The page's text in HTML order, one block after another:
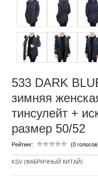
533 DARK
зимняя
тинсулейт +
размер 50/52
Рейтинг: (0
KSV (ФАБРИЧНЫЙ КИТАЙ)